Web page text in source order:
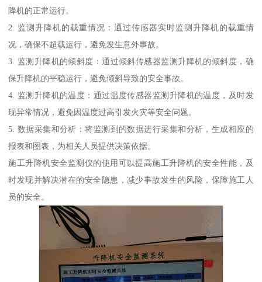
降机的正常运行。
2. 监测升降机的载重情况：通过传感器实时监测升降机的载重情
况，确保不超载运行，避免发生意外事故。
3. 监测升降机的倾斜度：通过倾斜传感器监测升降机的倾斜度，确
保升降机的平稳运行，避免倾斜导致的安全事故。
4. 监测升降机的温度：通过温度传感器监测升降机的温度，及时发
现异常情况，避免因温度过高引发火灾等安全问题。
5. 数据采集和分析：将监测到的数据进行采集和分析，生成相应的
报表和图表，为相关人员提供决策依据。
施工升降机安全监测仪的使用可以提高施工升降机的安全性能，及
时发现并解决潜在的安全隐患，减少事故发生的风险，保障施工人
员的安全。